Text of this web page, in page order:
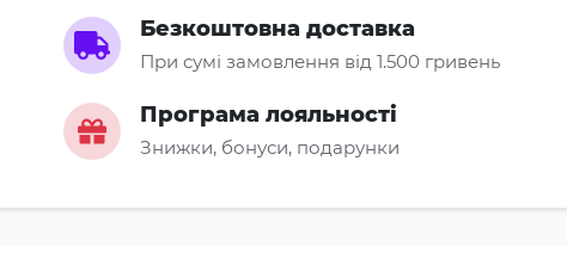
Безкоштовна доставка
При сумі замовлення від 1.500 гривень
Програма лояльності
Знижки, бонуси, подарунки